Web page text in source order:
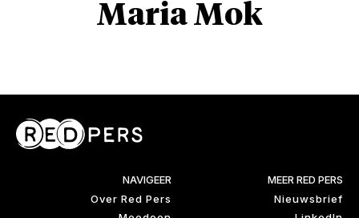
Maria Mok
NAVIGEER
Over Red Pers
MEER RED PERS
Nieuwsbrief